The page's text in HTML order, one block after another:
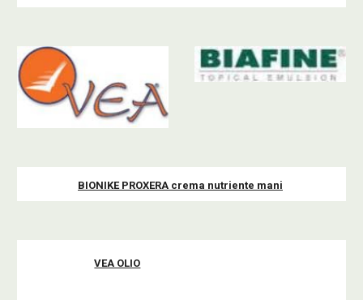
BIONIKE PROXERA crema nutriente mani
VEA OLIO